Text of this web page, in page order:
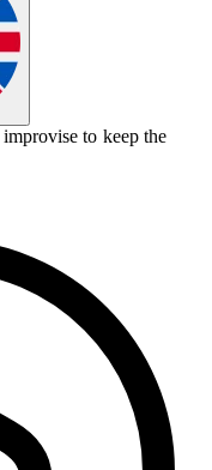
improvise to keep the